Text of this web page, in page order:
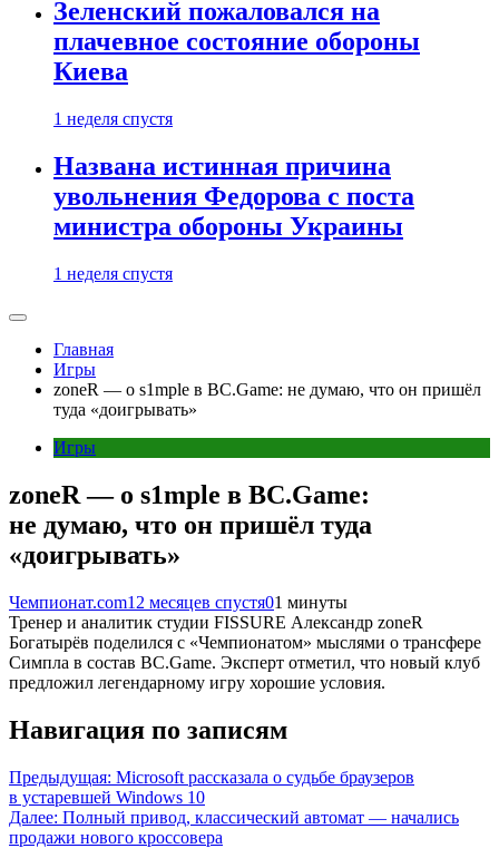
Зеленский пожаловался на
плачевное состояние обороны
Киева
1 неделя спустя
Названа истинная причина
увольнения Федорова с поста
министра обороны Украины
1 неделя спустя
Главная
Игры
zoneR — о s1mple в BC.Game: не думаю, что он пришёл
туда «доигрывать»
Игры
zoneR — о s1mple в BC.Game:
не думаю, что он пришёл туда
«доигрывать»
Чемпионат.com12 месяцев спустя01 минуты
Тренер и аналитик студии FISSURE Александр zoneR
Богатырёв поделился с «Чемпионатом» мыслями о трансфере
Симпла в состав BC.Game. Эксперт отметил, что новый клуб
предложил легендарному игру хорошие условия.
Навигация по записям
Предыдущая: Microsoft рассказала о судьбе браузеров
в устаревшей Windows 10
Далее: Полный привод, классический автомат — начались
продажи нового кроссовера